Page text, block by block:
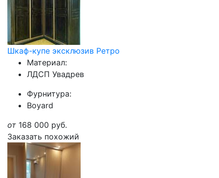
Шкаф-купе эксклюзив Ретро
Материал:
ЛДСП Увадрев
Фурнитура:
Boyard
от 168 000 руб.
Заказать похожий